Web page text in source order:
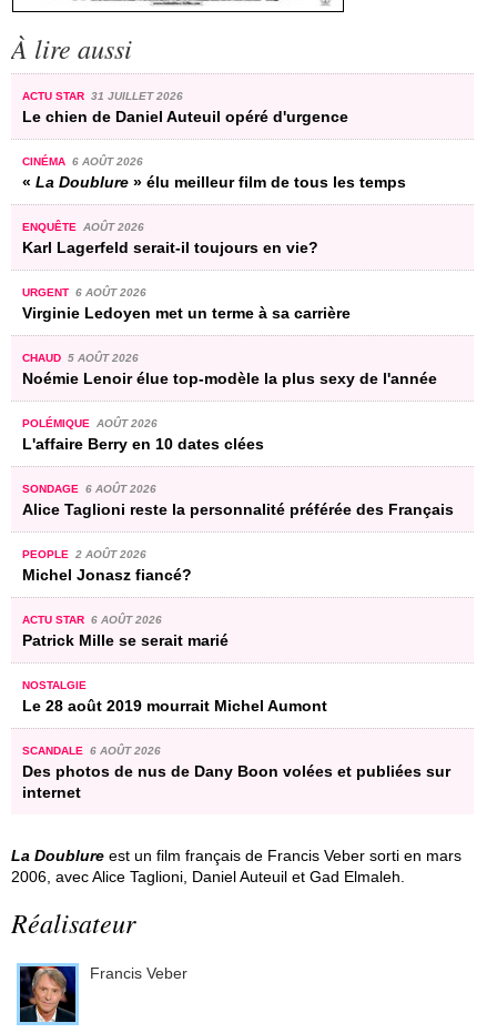
À lire aussi
ACTU STAR 31 JUILLET 2026
Le chien de Daniel Auteuil opéré d'urgence
CINÉMA 6 AOÛT 2026
« La Doublure » élu meilleur film de tous les temps
ENQUÊTE AOÛT 2026
Karl Lagerfeld serait-il toujours en vie?
URGENT 6 AOÛT 2026
Virginie Ledoyen met un terme à sa carrière
CHAUD 5 AOÛT 2026
Noémie Lenoir élue top-modèle la plus sexy de l'année
POLÉMIQUE AOÛT 2026
L'affaire Berry en 10 dates clées
SONDAGE 6 AOÛT 2026
Alice Taglioni reste la personnalité préférée des Français
PEOPLE 2 AOÛT 2026
Michel Jonasz fiancé?
ACTU STAR 6 AOÛT 2026
Patrick Mille se serait marié
NOSTALGIE
Le 28 août 2019 mourrait Michel Aumont
SCANDALE 6 AOÛT 2026
Des photos de nus de Dany Boon volées et publiées sur
internet
La Doublure est un film français de Francis Veber sorti en mars
2006, avec Alice Taglioni, Daniel Auteuil et Gad Elmaleh.
Réalisateur
Francis Veber